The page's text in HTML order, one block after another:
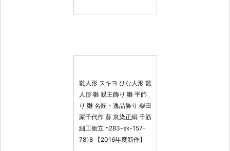
雛人形 スキヨ ひな人形 雛
人形 雛 親王飾り 雛 平飾
り 雛 名匠・逸品飾り 柴田
家千代作 葵 京染正絹 千筋
細工衝立 h283-sk-157-
7818 【2016年度新作】